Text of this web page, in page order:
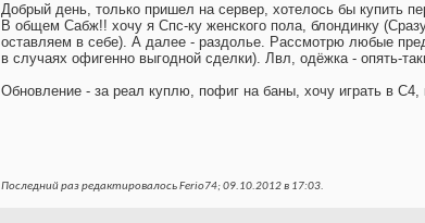
Добрый день, только пришел на сервер, хотелось бы купить
В общем Сабж!! хочу я Спс-ку женского пола, блондинку
оставляем в себе). А далее - раздолье. Рассмотрю любые
в случаях офигенно выгодной сделки). Лвл, одёжка - опять-
Обновление - за реал куплю, пофиг на баны, хочу играть в С4,
Последний раз редактировалось Ferio74; 09.10.2012 в 17:03.